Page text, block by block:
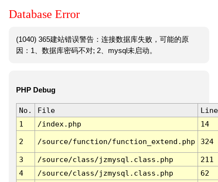
Database Error
(1040) 365建站错误警告：连接数据库失败，可能的原
因：1、数据库密码不对; 2、mysql未启动。
PHP Debug
No. File
Line
1
/index.php 14
2 /source/function/function_extend.php 324
3 /source/class/jzmysql.class.php
211
4
/source/class/jzmysql.class.php
62